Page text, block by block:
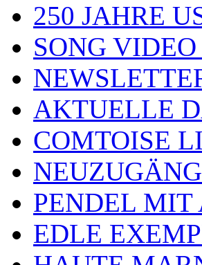
250 JAHRE
SONG
AKTUELLE
COMTOISE
PENDEL MIT
EDLE